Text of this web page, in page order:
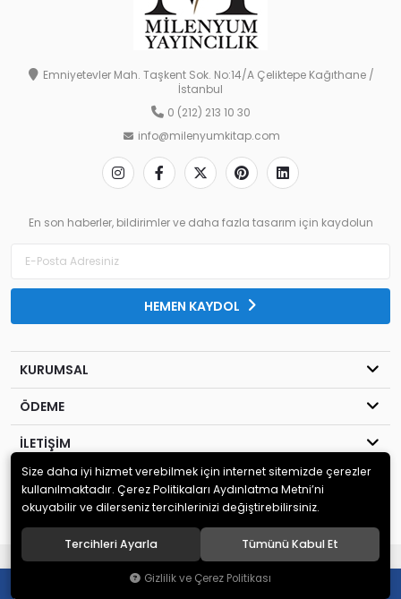
Emniyetevler Mah. Taşkent Sok. No:14/A Çeliktepe Kağıthane /
İstanbul
0 (212) 213 10 30
info@milenyumkitap.com
En son haberler, bildirimler ve daha fazla tasarım için kaydolun
HEMEN KAYDOL
KURUMSAL
ÖDEME
İLETİŞİM
© 2020MİLENYUM YAYINCILIK. Tüm hakları saklıdır.
Yeni Nesil E-Ticaret Sistemleri ile Hazırlanmıştır.
Size daha iyi hizmet verebilmek için internet sitemizde çerezler
kullanılmaktadır. Çerez Politikaları Aydınlatma Metni’ni
okuyabilir ve dilerseniz tercihlerinizi değiştirebilirsiniz.
Tercihleri Ayarla Tümünü Kabul Et
Gizlilik ve Çerez Politikası